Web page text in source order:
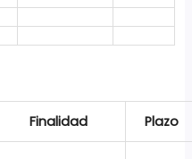
Finalidad Plazo